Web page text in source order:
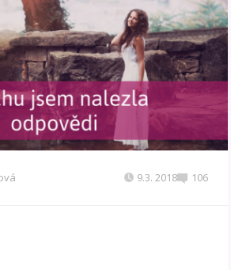
9.3. 2018 106